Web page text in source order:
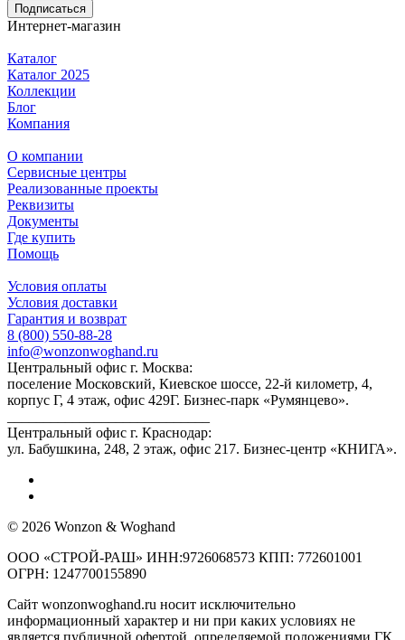
Подписаться
Интернет-магазин
Каталог
Каталог 2025
Коллекции
Блог
Компания
О компании
Сервисные центры
Реализованные проекты
Реквизиты
Документы
Где купить
Помощь
Условия оплаты
Условия доставки
Гарантия и возврат
8 (800) 550-88-28
info@wonzonwoghand.ru
Центральный офис г. Москва:
поселение Московский, Киевское шоссе, 22-й километр, 4,
корпус Г, 4 этаж, офис 429Г. Бизнес-парк «Румянцево».
Центральный офис г. Краснодар:
ул. Бабушкина, 248, 2 этаж, офис 217. Бизнес-центр «КНИГА».
© 2026 Wonzon & Woghand
ООО «СТРОЙ-РАШ» ИНН:9726068573 КПП: 772601001
ОГРН: 1247700155890
Сайт wonzonwoghand.ru носит исключительно
информационный характер и ни при каких условиях не
является публичной офертой, определяемой положениями ГК